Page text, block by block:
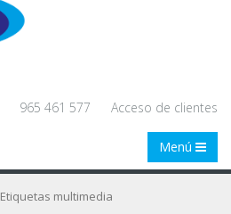
965 461 577 Acceso de clientes
Menú
Etiquetas multimedia